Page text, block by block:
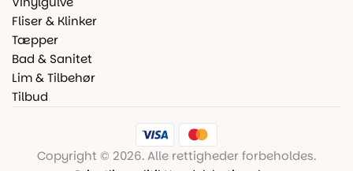
Fliser & Klinker
Tæpper
Bad & Sanitet
Lim & Tilbehør
Tilbud
Copyright © 2026. Alle rettigheder forbeholdes.